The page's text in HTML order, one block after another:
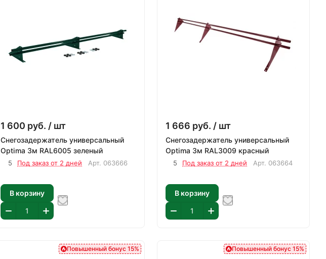
1 600 руб. / шт
Снегозадержатель универсальный
Optima 3м RAL6005 зеленый
5 Под заказ от 2 дней Арт. 063666
В корзину
1 666 руб. / шт
Снегозадержатель универсальный
Optima 3м RAL3009 красный
5 Под заказ от 2 дней Арт. 063664
В корзину
Повышенный бонус 15% Повышенный бонус 15%